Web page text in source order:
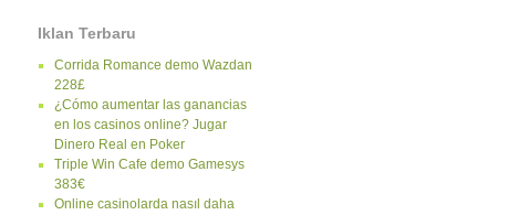
Iklan Terbaru
Corrida Romance demo Wazdan
228£
¿Cómo aumentar las ganancias
en los casinos online? Jugar
Dinero Real en Poker
Triple Win Cafe demo Gamesys
383€
Online casinolarda nasıl daha